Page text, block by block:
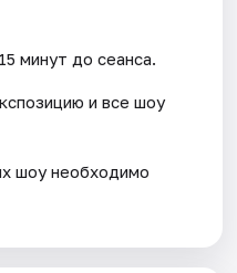
минут до сеанса.
и все шоу
шоу необходимо